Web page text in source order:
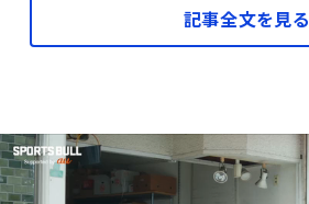
記事全文を見る